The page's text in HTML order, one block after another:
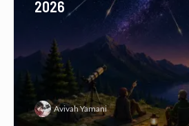
2026
Avivah Yamani